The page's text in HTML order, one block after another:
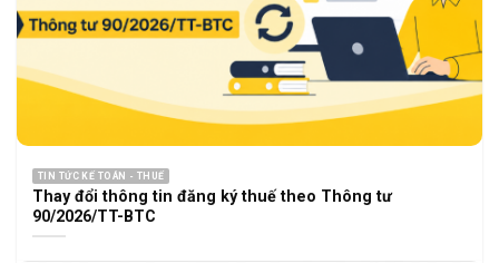
TIN TỨC KẾ TOÁN - THUẾ
Thay đổi thông tin đăng ký thuế theo Thông tư
90/2026/TT-BTC